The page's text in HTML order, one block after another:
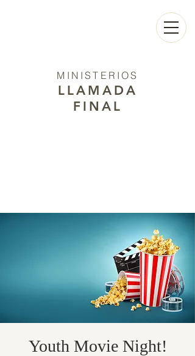
MINISTERIOS
LLAMADA
FINAL
Youth Movie Night!